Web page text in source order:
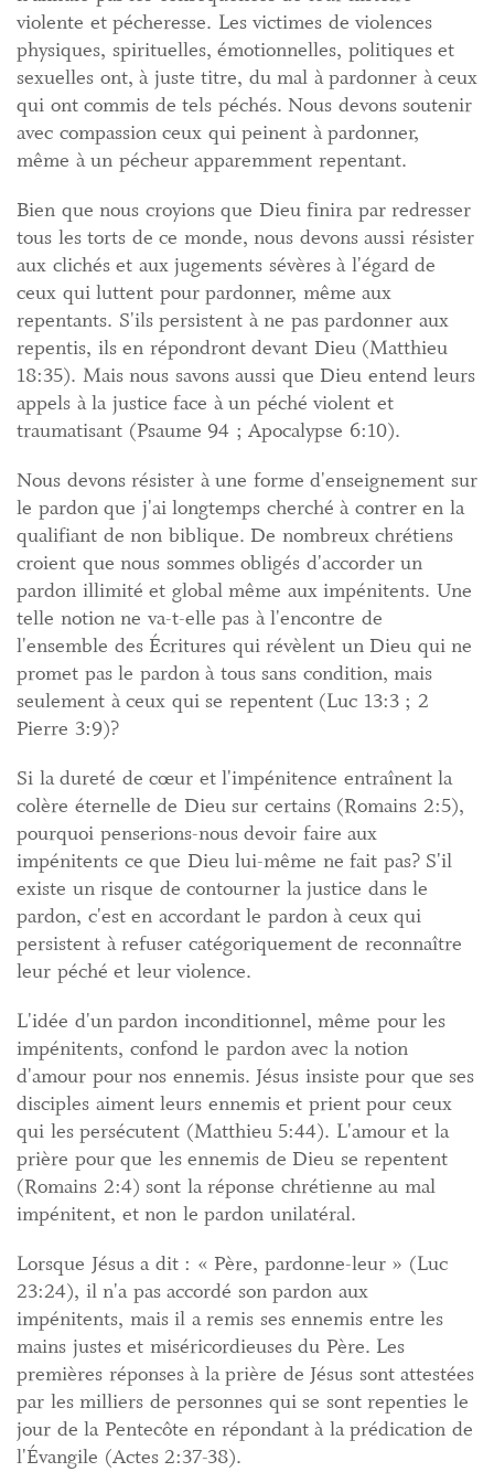
violente et pécheresse. Les victimes de violences
physiques, spirituelles, émotionnelles, politiques et
sexuelles ont, à juste titre, du mal à pardonner à ceux
qui ont commis de tels péchés. Nous devons soutenir
avec compassion ceux qui peinent à pardonner,
même à un pécheur apparemment repentant.
Bien que nous croyions que Dieu finira par redresser
tous les torts de ce monde, nous devons aussi résister
aux clichés et aux jugements sévères à l'égard de
ceux qui luttent pour pardonner, même aux
repentants. S'ils persistent à ne pas pardonner aux
repentis, ils en répondront devant Dieu (Matthieu
18:35). Mais nous savons aussi que Dieu entend leurs
appels à la justice face à un péché violent et
traumatisant (Psaume 94 ; Apocalypse 6:10).
Nous devons résister à une forme d'enseignement sur
le pardon que j'ai longtemps cherché à contrer en la
qualifiant de non biblique. De nombreux chrétiens
croient que nous sommes obligés d'accorder un
pardon illimité et global même aux impénitents. Une
telle notion ne va-t-elle pas à l'encontre de
l'ensemble des Écritures qui révèlent un Dieu qui ne
promet pas le pardon à tous sans condition, mais
seulement à ceux qui se repentent (Luc 13:3 ; 2
Pierre 3:9)?
Si la dureté de cœur et l'impénitence entraînent la
colère éternelle de Dieu sur certains (Romains 2:5),
pourquoi penserions-nous devoir faire aux
impénitents ce que Dieu lui-même ne fait pas? S'il
existe un risque de contourner la justice dans le
pardon, c'est en accordant le pardon à ceux qui
persistent à refuser catégoriquement de reconnaître
leur péché et leur violence.
L'idée d'un pardon inconditionnel, même pour les
impénitents, confond le pardon avec la notion
d'amour pour nos ennemis. Jésus insiste pour que ses
disciples aiment leurs ennemis et prient pour ceux
qui les persécutent (Matthieu 5:44). L'amour et la
prière pour que les ennemis de Dieu se repentent
(Romains 2:4) sont la réponse chrétienne au mal
impénitent, et non le pardon unilatéral.
Lorsque Jésus a dit : « Père, pardonne-leur » (Luc
23:24), il n'a pas accordé son pardon aux
impénitents, mais il a remis ses ennemis entre les
mains justes et miséricordieuses du Père. Les
premières réponses à la prière de Jésus sont attestées
par les milliers de personnes qui se sont repenties le
jour de la Pentecôte en répondant à la prédication de
l'Évangile (Actes 2:37-38).